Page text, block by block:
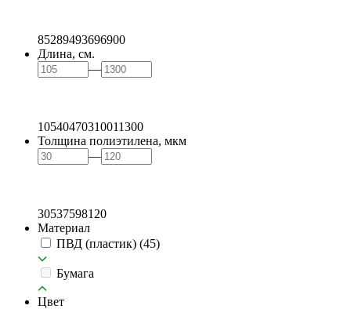
85289493696900
Длина, см.
—
10540470310011300
Толщина полиэтилена, мкм
—
30537598120
Материал
ПВД (пластик) (45)
Бумага
Цвет